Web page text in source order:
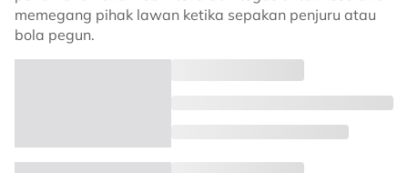
memegang pihak lawan ketika sepakan penjuru atau
bola pegun.